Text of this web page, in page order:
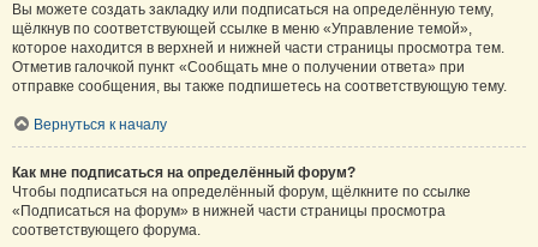
Вы можете создать закладку или подписаться на определённую тему,
щёлкнув по соответствующей ссылке в меню «Управление темой»,
которое находится в верхней и нижней части страницы просмотра тем.
Отметив галочкой пункт «Сообщать мне о получении ответа» при
отправке сообщения, вы также подпишетесь на соответствующую тему.
Вернуться к началу
Как мне подписаться на определённый форум?
Чтобы подписаться на определённый форум, щёлкните по ссылке
«Подписаться на форум» в нижней части страницы просмотра
соответствующего форума.